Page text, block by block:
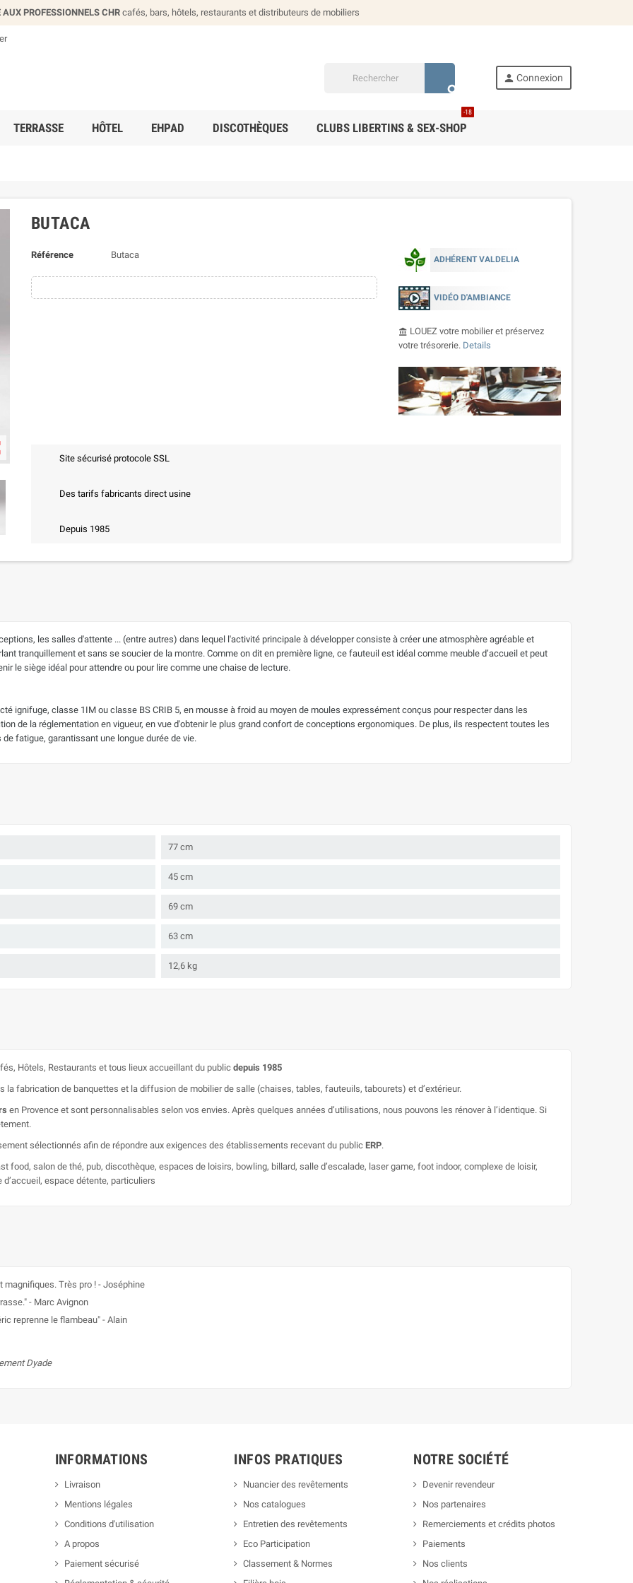
AUX PROFESSIONNELS CHRcafés, bars, hôtels, restaurants et distributeurs de mobiliers
search
person Connexion
TERRASSE HÔTEL EHPAD DISCOTHÈQUES CLUBS LIBERTINS & SEX-SHOP
-18
BUTACA
Référence Butaca ADHÉRENT VALDELIA
VIDÉO D'AMBIANCE
account_balance LOUEZ votre mobilier et préservez
votre trésorerie. Details
Site sécurisé protocole SSL
Des tarifs fabricants direct usine
Depuis 1985
les salles d'attente ... (entre autres) dans lequel l'activité principale à développer consiste à créer une atmosphère agréable et
tranquillement et sans se soucier de la montre. Comme on dit en première ligne, ce fauteuil est idéal comme meuble d’accueil et peut
le siège idéal pour attendre ou pour lire comme une chaise de lecture.
ignifuge, classe 1IM ou classe BS CRIB 5, en mousse à froid au moyen de moules expressément conçus pour respecter dans les
de la réglementation en vigueur, en vue d'obtenir le plus grand confort de conceptions ergonomiques. De plus, ils respectent toutes les
fatigue, garantissant une longue durée de vie.
77 cm
45 cm
69 cm
63 cm
12,6 kg
Hôtels, Restaurants et tous lieux accueillant du public depuis 1985
fabrication de banquettes et la diffusion de mobilier de salle (chaises, tables, fauteuils, tabourets) et d’extérieur.
en Provence et sont personnalisables selon vos envies. Après quelques années d’utilisations, nous pouvons les rénover à l’identique. Si
sélectionnés afin de répondre aux exigences des établissements recevant du public ERP.
food, salon de thé, pub, discothèque, espaces de loisirs, bowling, billard, salle d’escalade, laser game, foot indoor, complexe de loisir,
espace détente, particuliers
Très pro ! - Joséphine
- Marc Avignon
reprenne le flambeau" - Alain
Dyade
INFORMATIONS
Livraison
Mentions légales
Conditions d'utilisation
A propos
Paiement sécurisé
INFOS PRATIQUES
Nuancier des revêtements
Nos catalogues
Entretien des revêtements
Eco Participation
Classement & Normes
NOTRE SOCIÉTÉ
Devenir revendeur
Nos partenaires
Remerciements et crédits photos
Paiements
Nos clients